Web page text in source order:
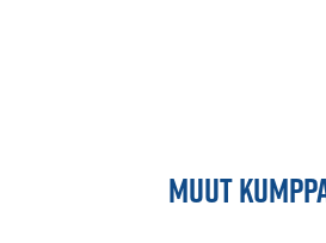
MUUT